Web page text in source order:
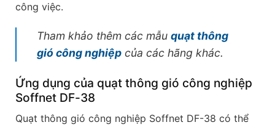
công việc.
Tham khảo thêm các mẫu quạt thông
gió công nghiệp của các hãng khác.
Ứng dụng của quạt thông gió công nghiệp
Soffnet DF-38
Quạt thông gió công nghiệp Soffnet DF-38 có thể